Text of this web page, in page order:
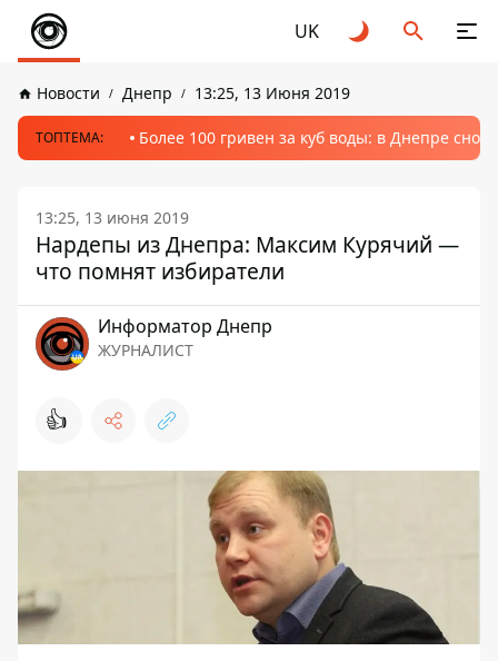
UK
Новости Днепр 13:25, 13 Июня 2019
ТОПТЕМА: Более 100 гривен за куб воды: в Днепре
13:25, 13 июня 2019
Нардепы из Днепра: Максим Курячий —
что помнят избиратели
Информатор Днепр
ЖУРНАЛИСТ
👍